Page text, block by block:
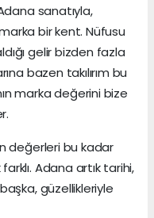
sanatıyla,
bir kent. Nüfusu
gelir bizden fazla
bazen takılırım bu
marka değerini bize
değerleri bu kadar
Adana artık tarihi,
güzellikleriyle